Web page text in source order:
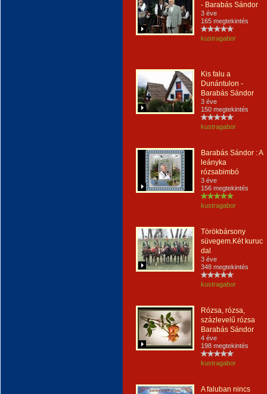
- Barabás Sándor
3 éve
165 megtekintés
kustragabor
Kis falu a
Dunántulon -
Barabás Sándor
3 éve
150 megtekintés
kustragabor
Barabás Sándor : A
leányka
rózsabimbó
3 éve
156 megtekintés
kustragabor
Törökbársony
süvegem.Két kuruc
dal
3 éve
348 megtekintés
kustragabor
Rózsa, rózsa,
százlevelű rózsa
Barabás Sándor
4 éve
198 megtekintés
kustragabor
A faluban nincs